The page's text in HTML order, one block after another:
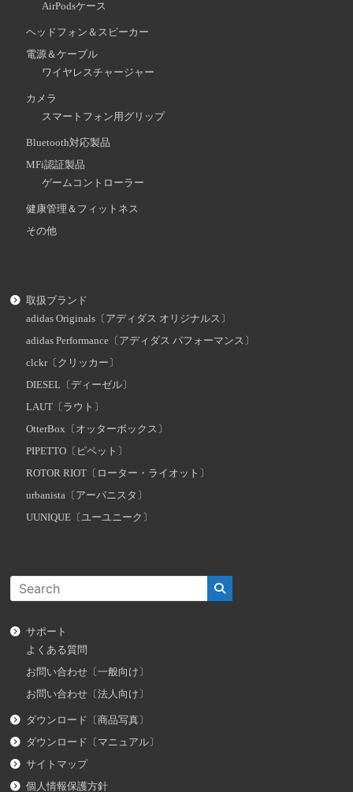
AirPodsケース
ヘッドフォン＆スピーカー
電源＆ケーブル
ワイヤレスチャージャー
カメラ
スマートフォン用グリップ
Bluetooth対応製品
MFi認証製品
ゲームコントローラー
健康管理＆フィットネス
その他
取扱ブランド
adidas Originals〔アディダス オリジナルス〕
adidas Performance〔アディダス パフォーマンス〕
clckr〔クリッカー〕
DIESEL〔ディーゼル〕
LAUT〔ラウト〕
OtterBox〔オッターボックス〕
PIPETTO〔ピペット〕
ROTOR RIOT〔ローター・ライオット〕
urbanista〔アーバニスタ〕
UUNIQUE〔ユーユニーク〕
サポート
よくある質問
お問い合わせ〔一般向け〕
お問い合わせ〔法人向け〕
ダウンロード〔商品写真〕
ダウンロード〔マニュアル〕
サイトマップ
個人情報保護方針